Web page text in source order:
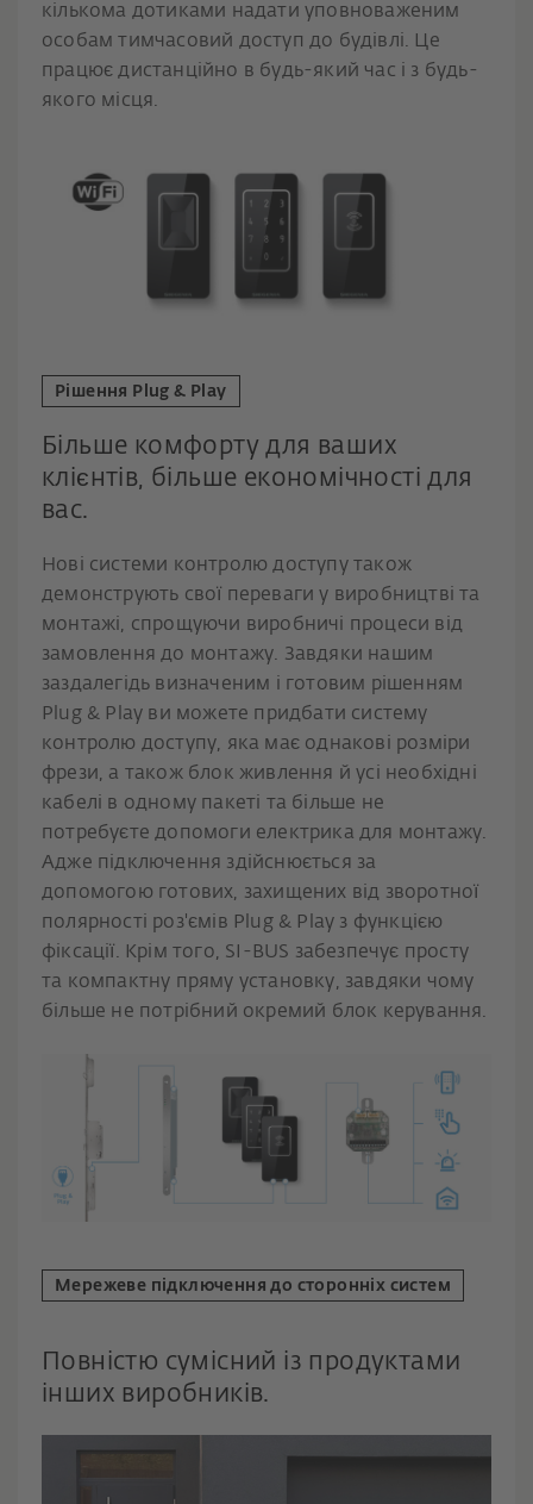
кількома дотиками надати уповноваженим
особам тимчасовий доступ до будівлі. Це
працює дистанційно в будь-який час і з будь-
якого місця.
Рішення Plug & Play
Більше комфорту для ваших
клієнтів, більше економічності для
вас.
Нові системи контролю доступу також
демонструють свої переваги у виробництві та
монтажі, спрощуючи виробничі процеси від
замовлення до монтажу. Завдяки нашим
заздалегідь визначеним і готовим рішенням
Plug & Play ви можете придбати систему
контролю доступу, яка має однакові розміри
фрези, а також блок живлення й усі необхідні
кабелі в одному пакеті та більше не
потребуєте допомоги електрика для монтажу.
Адже підключення здійснюється за
допомогою готових, захищених від зворотної
полярності роз'ємів Plug & Play з функцією
фіксації. Крім того, SI-BUS забезпечує просту
та компактну пряму установку, завдяки чому
більше не потрібний окремий блок керування.
Мережеве підключення до сторонніх систем
Повністю сумісний із продуктами
інших виробників.